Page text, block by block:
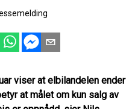
viser at elbilandelen ender
at målet om kun salg av